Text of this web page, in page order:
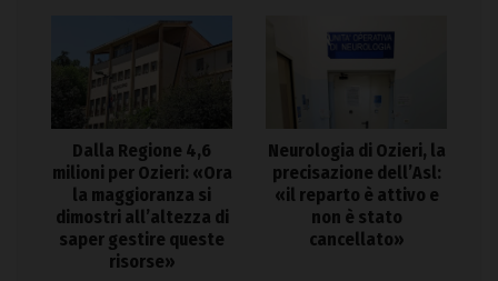
Dalla Regione 4,6
milioni per Ozieri: «Ora
la maggioranza si
dimostri all’altezza di
saper gestire queste
risorse»
Neurologia di Ozieri, la
precisazione dell’Asl:
«il reparto è attivo e
non è stato
cancellato»